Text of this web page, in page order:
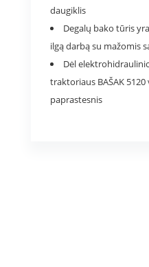
daugiklis
Degalų bako tūris
ilgą darbą su mažomis
Dėl
traktoriaus BAŠAK
paprastesnis